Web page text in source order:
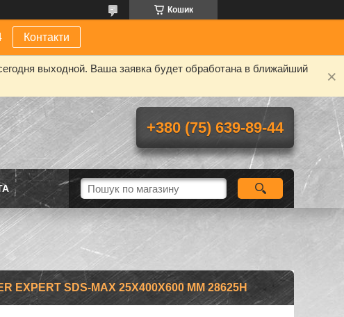
Кошик
Контакти
выходной. Ваша заявка будет обработана в ближайший
+380 (75) 639-89-44
EXPERT SDS-MAX 25Х400Х600 ММ 28625H